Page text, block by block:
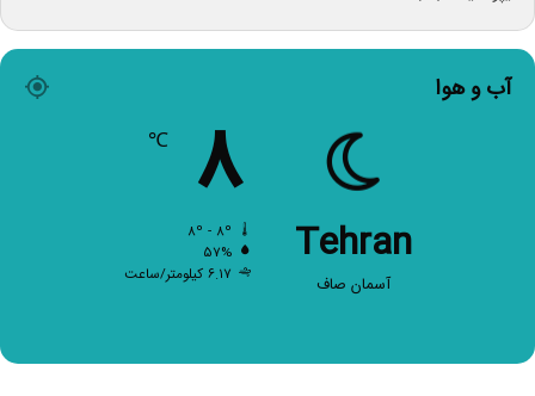
آب و هوا
Tehran
آسمان صاف
۸ ℃
۵۷%
۶.۱۷ کیلومتر/ساعت